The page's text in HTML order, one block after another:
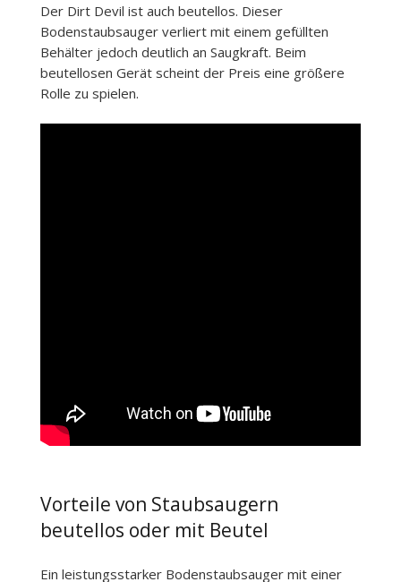
Der Dirt Devil ist auch beutellos. Dieser
Bodenstaubsauger verliert mit einem gefüllten
Behälter jedoch deutlich an Saugkraft. Beim
beutellosen Gerät scheint der Preis eine größere
Rolle zu spielen.
Vorteile von Staubsaugern
beutellos oder mit Beutel
Ein leistungsstarker Bodenstaubsauger mit einer